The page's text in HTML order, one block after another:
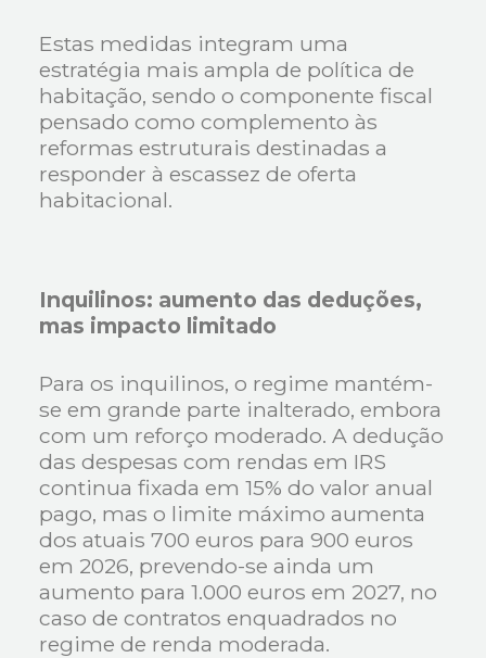
Estas medidas integram uma
estratégia mais ampla de política de
habitação, sendo o componente fiscal
pensado como complemento às
reformas estruturais destinadas a
responder à escassez de oferta
habitacional.
Inquilinos: aumento das deduções,
mas impacto limitado
Para os inquilinos, o regime mantém-
se em grande parte inalterado, embora
com um reforço moderado. A dedução
das despesas com rendas em IRS
continua fixada em 15% do valor anual
pago, mas o limite máximo aumenta
dos atuais 700 euros para 900 euros
em 2026, prevendo-se ainda um
aumento para 1.000 euros em 2027, no
caso de contratos enquadrados no
regime de renda moderada.